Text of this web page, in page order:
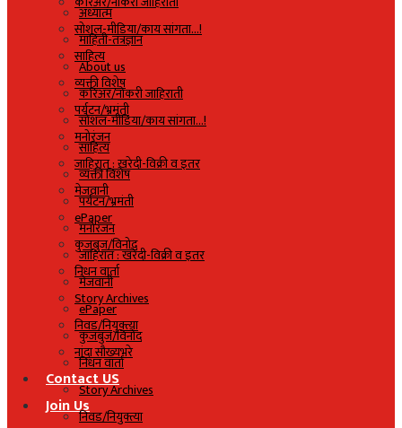
सोशल-मीडिया/काय सांगता…!
साहित्य
व्यक्ती विशेष
पर्यटन/भ्रमंती
मनोरंजन
जाहिरात : खरेदी-विक्री व इतर
मेजवानी
ePaper
कुजबुज/विनोद
निधन वार्ता
Story Archives
निवड/नियुक्त्या
नांदा सौख्यभरे
Contact US
Join Us
अध्यात्म
माहिती-तंत्रज्ञान
About us
करिअर/नोकरी जाहिराती
सोशल-मीडिया/काय सांगता…!
साहित्य
व्यक्ती विशेष
पर्यटन/भ्रमंती
मनोरंजन
जाहिरात : खरेदी-विक्री व इतर
मेजवानी
ePaper
कुजबुज/विनोद
निधन वार्ता
Story Archives
निवड/नियुक्त्या